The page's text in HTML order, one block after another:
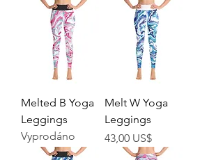
Melted B Yoga
Leggings
Vyprodáno
Melt W Yoga
Leggings
Cena
43,00 US$